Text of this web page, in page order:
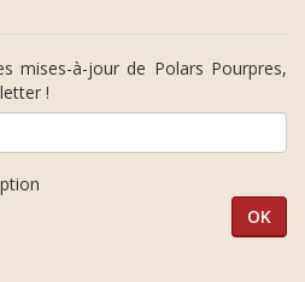
mises-à-jour de Polars Pourpres,
!